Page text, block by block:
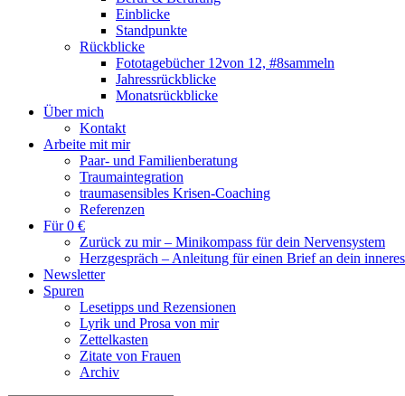
Einblicke
Standpunkte
Rückblicke
Fototagebücher 12von 12, #8sammeln
Jahressrückblicke
Monatsrückblicke
Über mich
Kontakt
Arbeite mit mir
Paar- und Familienberatung
Traumaintegration
traumasensibles Krisen-Coaching
Referenzen
Für 0 €
Zurück zu mir – Minikompass für dein Nervensystem
Herzgespräch – Anleitung für einen Brief an dein
Newsletter
Spuren
Lesetipps und Rezensionen
Lyrik und Prosa von mir
Zettelkasten
Zitate von Frauen
Archiv